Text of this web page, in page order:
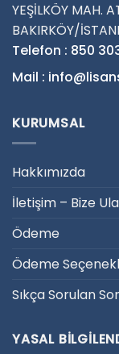
YEŞİLKÖY MAH.
BAKIRKÖY/
Telefon : 850
Mail :
KURUMSAL
Hakkımızda
İletişim – Bize
Ödeme
Ödeme
Sıkça Sorulan
YASAL